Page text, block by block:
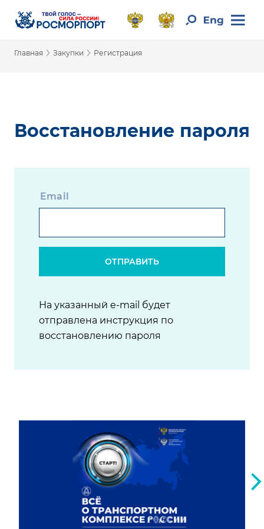
Главная › Закупки › Регистрация
Восстановление пароля
Email
ОТПРАВИТЬ
На указанный e-mail будет
отправлена инструкция по
восстановлению пароля